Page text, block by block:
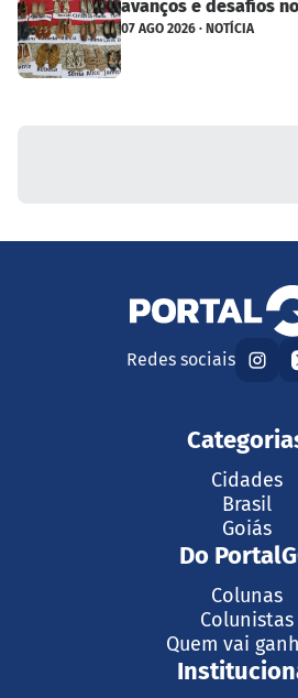
avanços e desafios
07 AGO 2026 · NOTÍCIA
Redes sociais
Cidades
Brasil
Goiás
Do
Colunas
Colunistas
Quem vai